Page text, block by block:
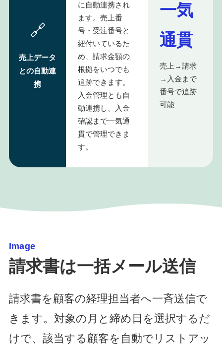
🔗
売上データ
との自動連
携
に自動連携され
ます。売上番
号・受注番号と
紐付いているた
め、請求金額の
根拠をいつでも
追跡できます。
入金管理とも自
動連携し、入金
確認まで一気通
貫で管理できま
す。
一気
通貫
売上→請求
→入金まで
番号で追跡
可能
Image
請求書は一括メール送信
請求書を顧客の経理担当者へ一斉送信で
きます。対象の月と締め日を選択するだ
けで、該当する顧客を自動でリストアッ